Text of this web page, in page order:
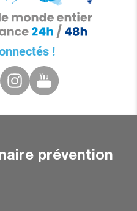
!
prévention